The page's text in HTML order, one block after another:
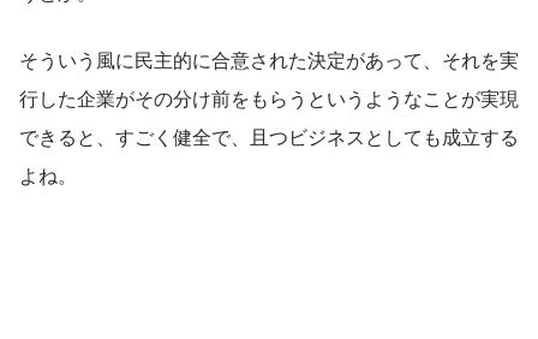
そういう風に民主的に合意された決定があって、それを実
行した企業がその分け前をもらうというようなことが実現
できると、すごく健全で、且つビジネスとしても成立する
よね。